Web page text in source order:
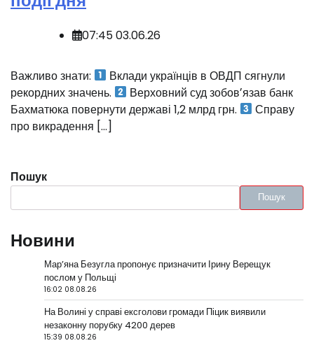
07:45 03.06.26
Важливо знати:
Вклади українців в ОВДП сягнули
рекордних значень.
Верховний суд зобовʼязав банк
Бахматюка повернути державі 1,2 млрд грн.
Справу
про викрадення […]
Пошук
Пошук
Новини
Мар’яна Безугла пропонує призначити Ірину Верещук
послом у Польщі
16:02 08.08.26
На Волині у справі ексголови громади Піцик виявили
незаконну порубку 4200 дерев
15:39 08.08.26